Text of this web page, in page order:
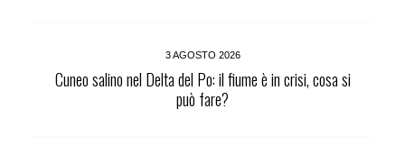
3 AGOSTO 2026
Cuneo salino nel Delta del Po: il fiume è in crisi, cosa si
può fare?